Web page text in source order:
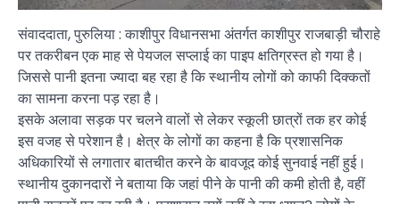
संवाददाता, पुरुलिया : काशीपुर विधानसभा अंतर्गत काशीपुर राजबाड़ी चौराहे
पर तकरीबन एक माह से पेयजल सप्लाई का पाइप क्षतिग्रस्त हो गया है।
जिससे पानी इतना ज्यादा बह रहा है कि स्थानीय लोगों को काफी दिक्कतों
का सामना करना पड़ रहा है।
इसके अलावा सड़क पर चलने वालों से लेकर स्कूली छात्रों तक हर कोई
इस वजह से परेशान है। क्षेत्र के लोगों का कहना है कि प्रशासनिक
अधिकारियों से लगातार बातचीत करने के बावजूद कोई सुनवाई नहीं हुई।
स्थानीय दुकानदारों ने बताया कि जहां पीने के पानी की कमी होती है, वहीं